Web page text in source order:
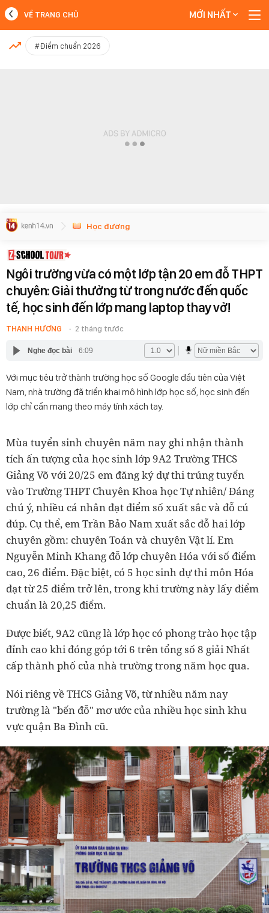
MỚI NHẤT
VỀ TRANG CHỦ MỚI NHẤT
#Điểm chuẩn 2026
Học đường
Ngôi trường vừa có một lớp tận 20 em đỗ THPT
chuyên: Giải thưởng từ trong nước đến quốc
tế, học sinh đến lớp mang laptop thay vở!
THANH HƯƠNG 2 tháng trước
Nghe đọc bài 6:09
Với mục tiêu trở thành trường học số Google đầu tiên của Việt
Nam, nhà trường đã triển khai mô hình lớp học số, học sinh đến
lớp chỉ cần mang theo máy tính xách tay.
Mùa tuyển sinh chuyên năm nay ghi nhận thành
tích ấn tượng của học sinh lớp 9A2 Trường THCS
Giảng Võ với 20/25 em đăng ký dự thi trúng tuyển
vào Trường THPT Chuyên Khoa học Tự nhiên/ Đáng
chú ý, nhiều cá nhân đạt điểm số xuất sắc và đỗ cú
đúp. Cụ thể, em Trần Bảo Nam xuất sắc đỗ hai lớp
chuyên gồm: chuyên Toán và chuyên Vật lí. Em
Nguyễn Minh Khang đỗ lớp chuyên Hóa với số điểm
cao, 26 điểm. Đặc biệt, có 5 học sinh dự thi môn Hóa
đạt từ 25 điểm trở lên, trong khi trường này lấy điểm
chuẩn là 20,25 điểm.
Được biết, 9A2 cũng là lớp học có phong trào học tập
đỉnh cao khi đóng góp tới 6 trên tổng số 8 giải Nhất
cấp thành phố của nhà trường trong năm học qua.
Nói riêng về THCS Giảng Võ, từ nhiều năm nay
trường là "bến đỗ" mơ ước của nhiều học sinh khu
vực quận Ba Đình cũ.